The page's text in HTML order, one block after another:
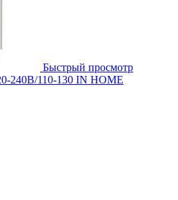
Быстрый просмотр
240В/110-130 IN HOME